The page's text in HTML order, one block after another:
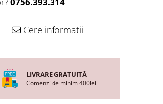
Cere informatii
LIVRARE GRATUITĂ
Comenzi de minim 400lei